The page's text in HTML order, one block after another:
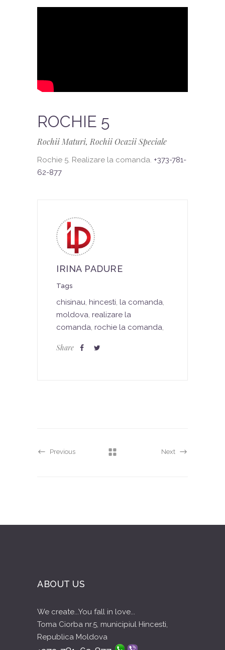
ROCHIE 5
Rochii Maturi, Rochii Ocazii Speciale
Rochie 5. Realizare la comanda. +373-781-
62-877
IRINA PADURE
Tags
chisinau, hincesti, la comanda,
moldova, realizare la
comanda, rochie la comanda,
Share
Previous Next
ABOUT US
We create...You fall in love...
Toma Ciorba nr.5, municipiul Hincesti,
Republica Moldova